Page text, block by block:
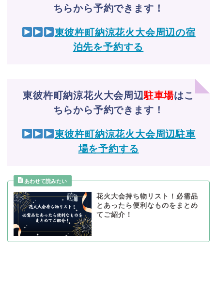
ちらから予約できます！
東彼杵町納涼花火大会周辺の宿
泊先を予約する
東彼杵町納涼花火大会周辺駐車場はこ
ちらから予約できます！
東彼杵町納涼花火大会周辺駐車
場を予約する
花火大会持ち物リスト！必需品
とあったら便利なものをまとめ
てご紹介！